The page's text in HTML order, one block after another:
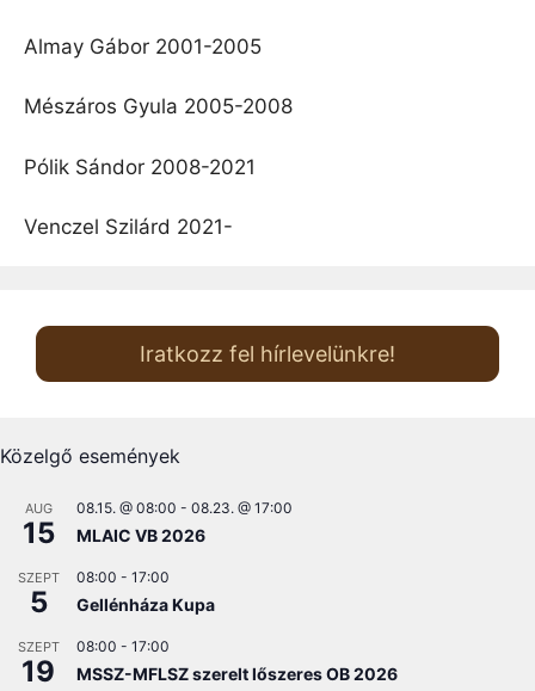
Almay Gábor 2001-2005
Mészáros Gyula 2005-2008
Pólik Sándor 2008-2021
Venczel Szilárd 2021-
Iratkozz fel hírlevelünkre!
Közelgő események
AUG
15
08.15. @ 08:00 - 08.23. @ 17:00
MLAIC VB 2026
SZEPT
5
08:00 - 17:00
Gellénháza Kupa
SZEPT
19
08:00 - 17:00
MSSZ-MFLSZ szerelt lőszeres OB 2026